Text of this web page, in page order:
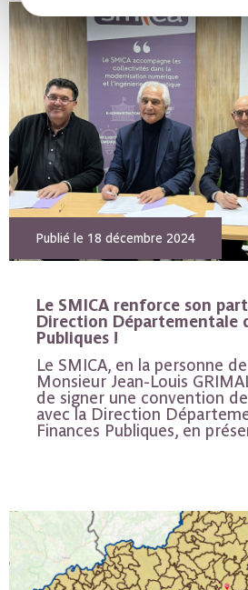
Publié le 18 décembre 2024
Le SMICA renforce son
Direction Départementale
Publiques !
Le SMICA, en la personne
Monsieur Jean-Louis
de signer une convention
avec la Direction
Finances Publiques, en